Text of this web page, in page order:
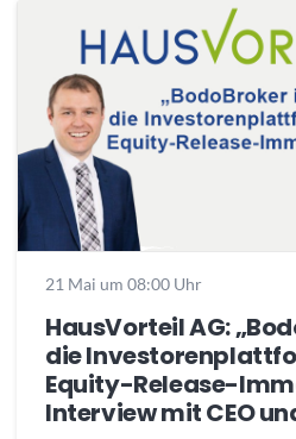
21 Mai um 08:00 Uhr
HausVorteil AG:
die
Equity-Release-
Interview mit CEO